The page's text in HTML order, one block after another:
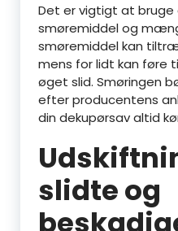
Det er vigtigt at bruge
smøremiddel og
smøremiddel kan
mens for lidt kan føre
øget slid. Smøringen
efter producentens
din dekupørsav altid
slidte og